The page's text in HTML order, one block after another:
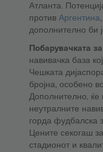
Атланта.
против Аргентина,
дополнително би
Побарувачката
навивачка база
Чешката
бројна, особено
Дополнително,
неутралните
горда фудбалска
Цените секогаш
стадионот и